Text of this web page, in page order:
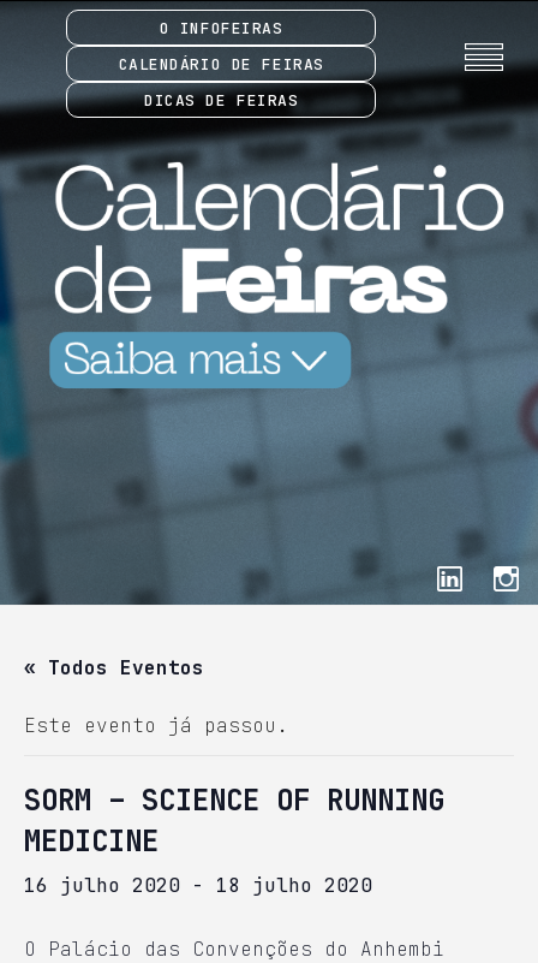
O INFOFEIRAS
CALENDÁRIO DE FEIRAS
DICAS DE FEIRAS
« Todos Eventos
Este evento já passou.
SORM – SCIENCE OF RUNNING
MEDICINE
16 julho 2020 - 18 julho 2020
O Palácio das Convenções do Anhembi